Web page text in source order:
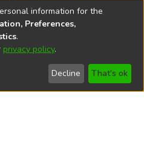
- Planta baja
Bibliolatino.com
information for the
Preferences,
.
privacy policy.
Decline That's ok